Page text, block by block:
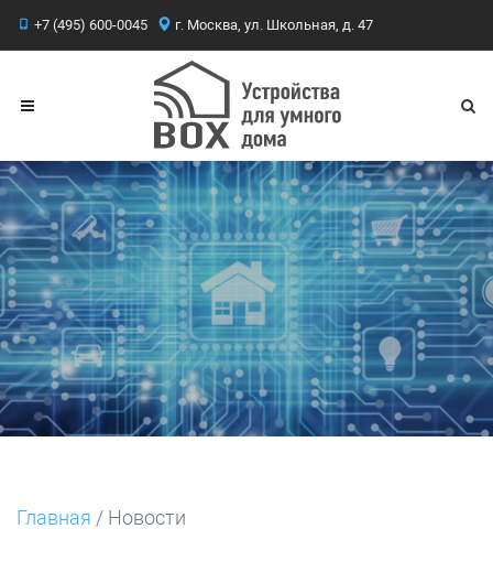
+7 (495) 600-0045 г. Москва, ул. Школьная, д. 47
Главная / Новости